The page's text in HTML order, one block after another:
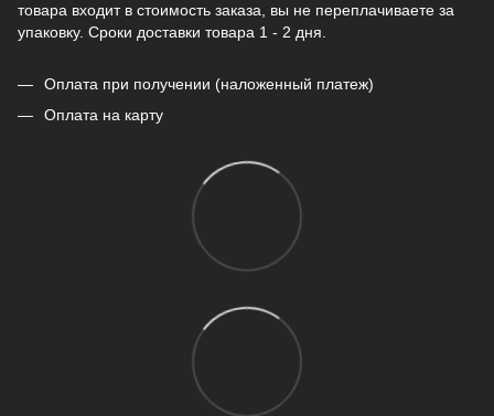
товара входит в стоимость заказа, вы не переплачиваете за
упаковку. Сроки доставки товара 1 - 2 дня.
Оплата при получении (наложенный платеж)
Оплата на карту